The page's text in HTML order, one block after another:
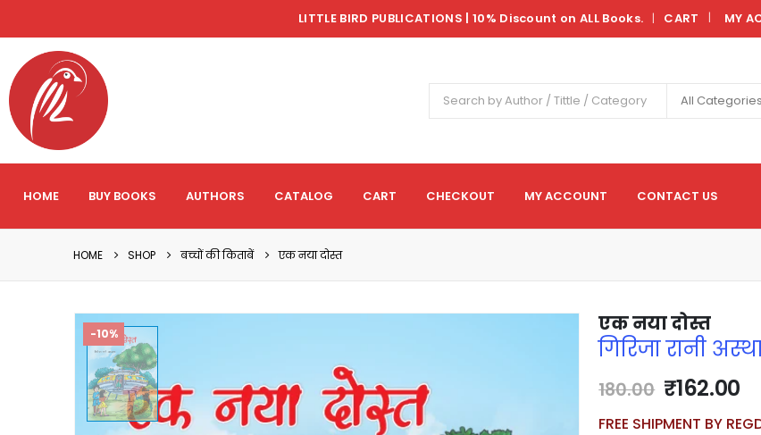
LITTLE BIRD PUBLICATIONS | 10% Discount on ALL Books. | CART MY
All Categories
HOME BUY BOOKS AUTHORS CATALOG CART CHECKOUT MY ACCOUNT CONTACT US
HOME SHOP बच्चों की किताबें एक नया दोस्त
-10% एक नया दोस्त
गिरिजा रानी
180.00 ₹162.00
FREE SHIPMENT BY